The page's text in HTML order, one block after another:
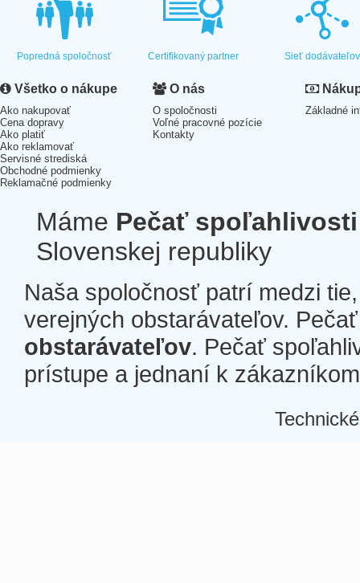
Popredná spoločnosť Certifikovaný partner Sieť dodávateľov
Všetko o nákupe
Ako nakupovať
Cena dopravy
Ako platiť
Ako reklamovať
Servisné strediská
Obchodné podmienky
Reklamačné podmienky
O nás
O spoločnosti
Voľné pracovné pozície
Kontakty
Základné
Máme Pečať spoľahlivosti
Slovenskej republiky
Naša spoločnosť patrí medzi
verejných obstarávateľov.
obstarávateľov. Pečať
prístupe a jednaní k